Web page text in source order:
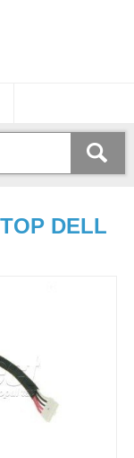
DELL